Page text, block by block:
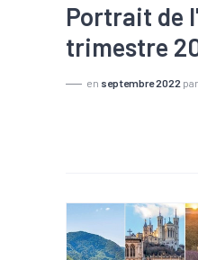
Portrait de
trimestre
en septembre 2022 par